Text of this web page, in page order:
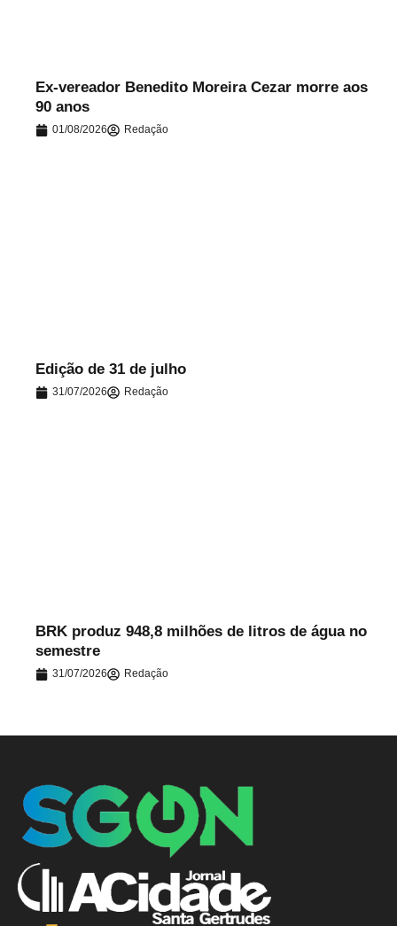
Ex-vereador Benedito Moreira Cezar morre aos
90 anos
01/08/2026 Redação
Edição de 31 de julho
31/07/2026 Redação
BRK produz 948,8 milhões de litros de água no
semestre
31/07/2026 Redação